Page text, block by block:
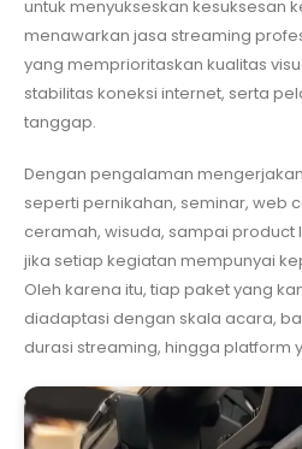
untuk menyukseskan kesuksesan
menawarkan jasa streaming
yang memprioritaskan kualitas
stabilitas koneksi internet, serta
tanggap.
Dengan pengalaman
seperti pernikahan, seminar, web
ceramah, wisuda, sampai product
jika setiap kegiatan mempunyai
Oleh karena itu, tiap paket yang
diadaptasi dengan skala acara,
durasi streaming, hingga platform